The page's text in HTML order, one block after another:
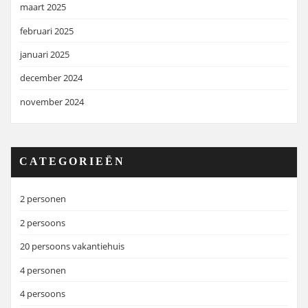
maart 2025
februari 2025
januari 2025
december 2024
november 2024
CATEGORIEËN
2 personen
2 persoons
20 persoons vakantiehuis
4 personen
4 persoons